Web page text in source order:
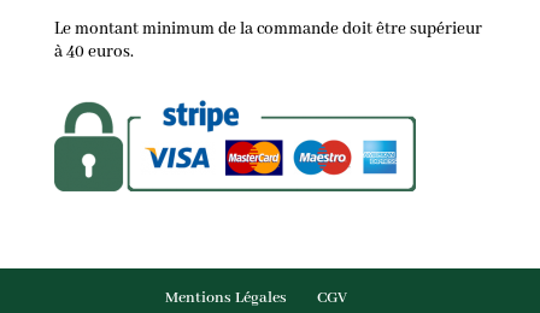
Le montant minimum de la commande doit être supérieur
à 40 euros.
Mentions Légales CGV